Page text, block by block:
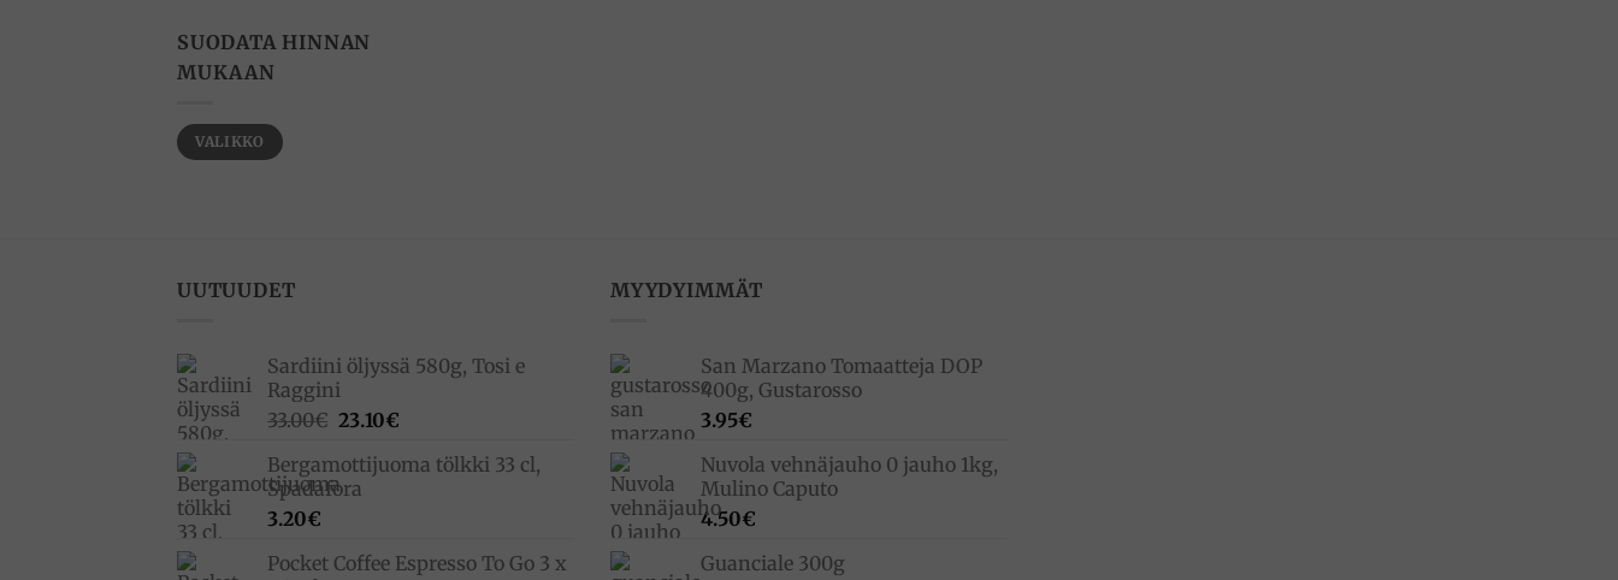
SUODATA HINNAN
MUKAAN
Minimihinta
Maksimihinta
VALIKKO
UUTUUDET
Sardiini öljyssä 580g, Tosi e
Raggini
33.00€ Alkuperäinen
oli:
33.00€.
23.10€Nykyinen
on:
Bergamottijuoma tölkki 33 cl,
Spadafora
3.20€
Pocket Coffee Espresso To Go 3 x
MYYDYIMMÄT
San Marzano Tomaatteja DOP
400g, Gustarosso
3.95€
Nuvola vehnäjauho 0 jauho 1kg,
Mulino Caputo
4.50€
Guanciale 300g